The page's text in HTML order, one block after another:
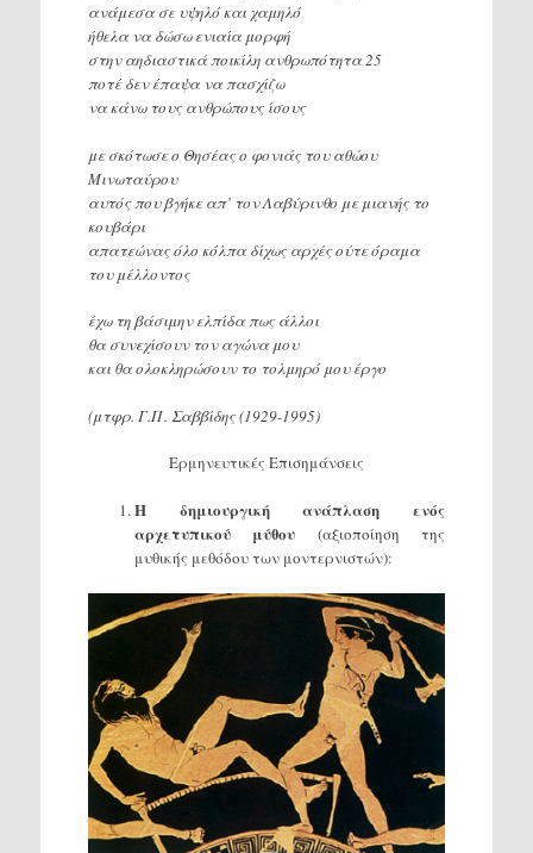
ανάμεσα σε υψηλό και χαμηλό
ήθελα να δώσω ενιαία μορφή
στην αηδιαστικά ποικίλη ανθρωπότητα 25
ποτέ δεν έπαψα να πασχίζω
να κάνω τους ανθρώπους ίσους
με σκότωσε ο Θησέας ο φονιάς του αθώου
Μινωταύρου
αυτός που βγήκε απ’ τον Λαβύρινθο με μιανής το
κουβάρι
απατεώνας όλο κόλπα δίχως αρχές ούτε όραμα
του μέλλοντος
έχω τη βάσιμην ελπίδα πως άλλοι
θα συνεχίσουν τον αγώνα μου
και θα ολοκληρώσουν το τολμηρό μου έργο
(μτφρ. Γ.Π. Σαββίδης (1929-1995)
Ερμηνευτικές Επισημάνσεις
Η δημιουργική ανάπλαση ενός
αρχετυπικού μύθου (αξιοποίηση της
μυθικής μεθόδου των μοντερνιστών):